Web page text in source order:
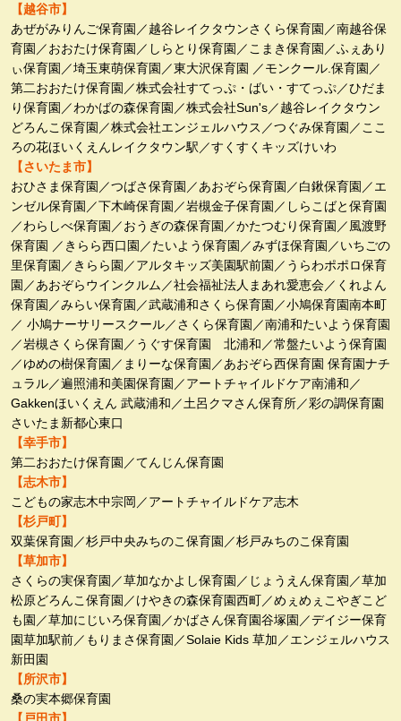
【越谷市】
あぜがみりんご保育園／越谷レイクタウンさくら保育園／南越谷保
育園／おおたけ保育園／しらとり保育園／こまき保育園／ふぇあり
ぃ保育園／埼玉東萌保育園／東大沢保育園 ／モンクール.保育園／
第二おおたけ保育園／株式会社すてっぷ・ばい・すてっぷ／ひだま
り保育園／わかばの森保育園／株式会社Sun's／越谷レイクタウン
どろんこ保育園／株式会社エンジェルハウス／つぐみ保育園／ここ
ろの花ほいくえんレイクタウン駅／すくすくキッズけいわ
【さいたま市】
おひさま保育園／つばさ保育園／あおぞら保育園／白鍬保育園／エ
ンゼル保育園／下木崎保育園／岩槻金子保育園／しらこばと保育園
／わらしべ保育園／おうぎの森保育園／かたつむり保育園／風渡野
保育園 ／きらら西口園／たいよう保育園／みずほ保育園／いちごの
里保育園／きらら園／アルタキッズ美園駅前園／うらわポポロ保育
園／あおぞらウインクルム／社会福祉法人まあれ愛恵会／くれよん
保育園／みらい保育園／武蔵浦和さくら保育園／小鳩保育園南本町
／ 小鳩ナーサリースクール／さくら保育園／南浦和たいよう保育園
／岩槻さくら保育園／うぐす保育園 北浦和／常盤たいよう保育園
／ゆめの樹保育園／まりーな保育園／あおぞら西保育園 保育園ナチ
ュラル／遍照浦和美園保育園／アートチャイルドケア南浦和／
Gakkenほいくえん 武蔵浦和／土呂クマさん保育所／彩の調保育園
さいたま新都心東口
【幸手市】
第二おおたけ保育園／てんじん保育園
【志木市】
こどもの家志木中宗岡／アートチャイルドケア志木
【杉戸町】
双葉保育園／杉戸中央みちのこ保育園／杉戸みちのこ保育園
【草加市】
さくらの実保育園／草加なかよし保育園／じょうえん保育園／草加
松原どろんこ保育園／けやきの森保育園西町／めぇめぇこやぎこど
も園／草加にじいろ保育園／かばさん保育園谷塚園／デイジー保育
園草加駅前／もりまさ保育園／Solaie Kids 草加／エンジェルハウス
新田園
【所沢市】
桑の実本郷保育園
【戸田市】